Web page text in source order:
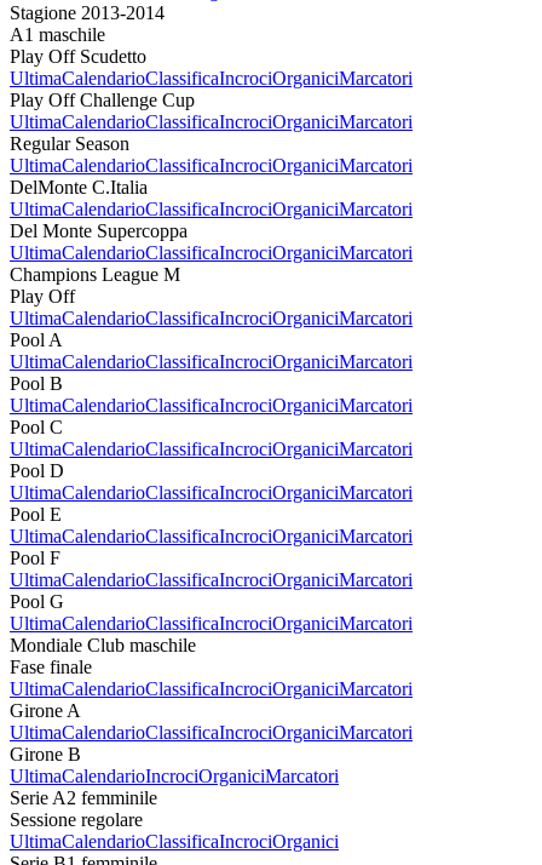
Stagione 2013-2014
A1 maschile
Play Off Scudetto
UltimaCalendarioClassificaIncrociOrganiciMarcatori
Play Off Challenge Cup
UltimaCalendarioClassificaIncrociOrganiciMarcatori
Regular Season
UltimaCalendarioClassificaIncrociOrganiciMarcatori
DelMonte C.Italia
UltimaCalendarioClassificaIncrociOrganiciMarcatori
Del Monte Supercoppa
UltimaCalendarioClassificaIncrociOrganiciMarcatori
Champions League M
Play Off
UltimaCalendarioClassificaIncrociOrganiciMarcatori
Pool A
UltimaCalendarioClassificaIncrociOrganiciMarcatori
Pool B
UltimaCalendarioClassificaIncrociOrganiciMarcatori
Pool C
UltimaCalendarioClassificaIncrociOrganiciMarcatori
Pool D
UltimaCalendarioClassificaIncrociOrganiciMarcatori
Pool E
UltimaCalendarioClassificaIncrociOrganiciMarcatori
Pool F
UltimaCalendarioClassificaIncrociOrganiciMarcatori
Pool G
UltimaCalendarioClassificaIncrociOrganiciMarcatori
Mondiale Club maschile
Fase finale
UltimaCalendarioClassificaIncrociOrganiciMarcatori
Girone A
UltimaCalendarioClassificaIncrociOrganiciMarcatori
Girone B
UltimaCalendarioIncrociOrganiciMarcatori
Serie A2 femminile
Sessione regolare
UltimaCalendarioClassificaIncrociOrganici